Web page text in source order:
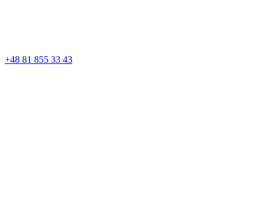
+48 81 855 33 43